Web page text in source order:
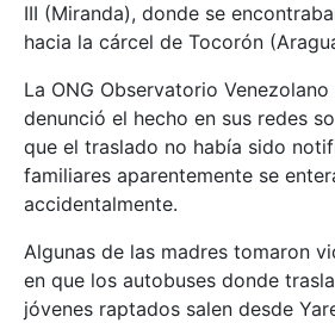
III (Miranda), donde se
hacia la cárcel de Tocorón
La ONG Observatorio Venezolano
denunció el hecho en sus redes
que el traslado no había sido
familiares aparentemente se
accidentalmente.
Algunas de las madres tomaron
en que los autobuses donde
jóvenes raptados salen desde